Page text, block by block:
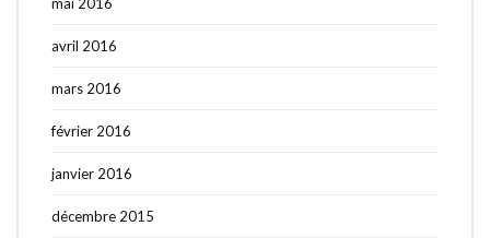
avril 2016
mars 2016
février 2016
janvier 2016
décembre 2015